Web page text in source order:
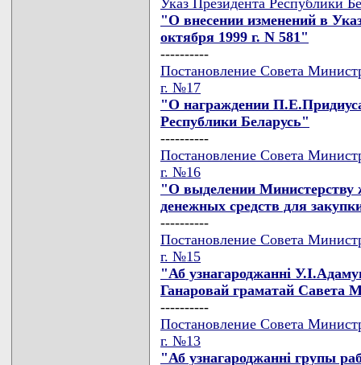
"О внесении изменений в
октября 1999 г. N 581"
----------
Постановление Совета
г. №17
"О награждении
Республики Беларусь"
----------
Постановление Совета
г. №16
"О выделении Министерству
денежных средств для
----------
Постановление Совета
г. №15
"Аб узнагароджаннi
Ганаровай граматай Савета
----------
Постановление Совета
г. №13
"Аб узнагароджаннi групы